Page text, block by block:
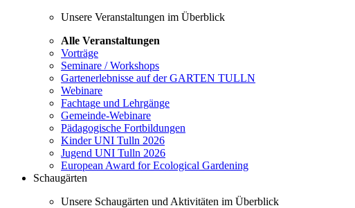
Unsere Veranstaltungen im Überblick
Alle Veranstaltungen
Vorträge
Seminare / Workshops
Gartenerlebnisse auf der GARTEN TULLN
Webinare
Fachtage und Lehrgänge
Gemeinde-Webinare
Pädagogische Fortbildungen
Kinder UNI Tulln 2026
Jugend UNI Tulln 2026
European Award for Ecological Gardening
Schaugärten
Unsere Schaugärten und Aktivitäten im Überblick